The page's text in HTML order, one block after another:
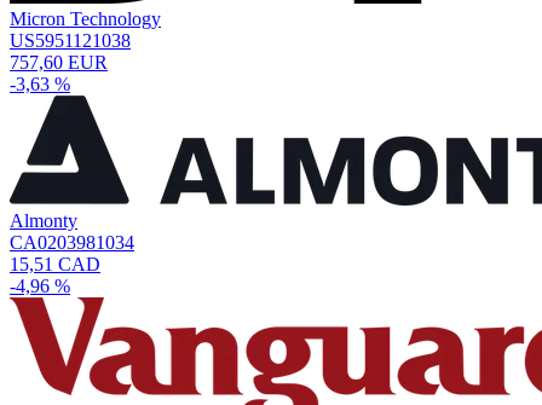
Micron Technology
US5951121038
757,60 EUR
-3,63 %
Almonty
CA0203981034
15,51 CAD
-4,96 %